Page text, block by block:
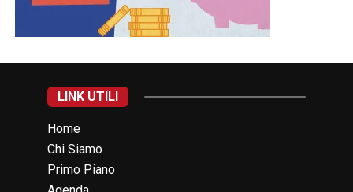
LINK UTILI
Home
Chi Siamo
Primo Piano